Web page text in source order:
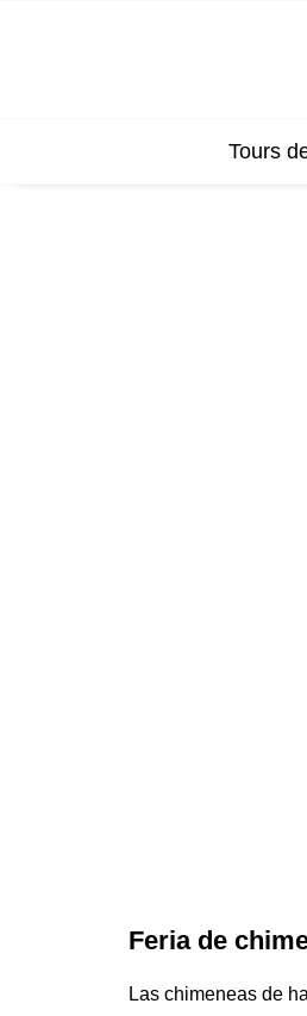
Tours
Feria de
Las chimeneas de